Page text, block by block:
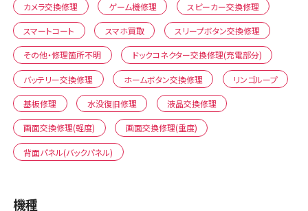
カメラ交換修理 ゲーム機修理 スピーカー交換修理
スマートコート スマホ買取 スリープボタン交換修理
その他・修理箇所不明 ドックコネクター交換修理(充電部分)
バッテリー交換修理 ホームボタン交換修理 リンゴループ
基板修理 水没復旧修理 液晶交換修理
画面交換修理(軽度) 画面交換修理(重度)
背面パネル(バックパネル)
機種